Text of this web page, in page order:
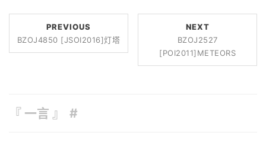
PREVIOUS
BZOJ4850 [JSOI2016]灯塔
NEXT
BZOJ2527
[POI2011]METEORS
『 一言 』